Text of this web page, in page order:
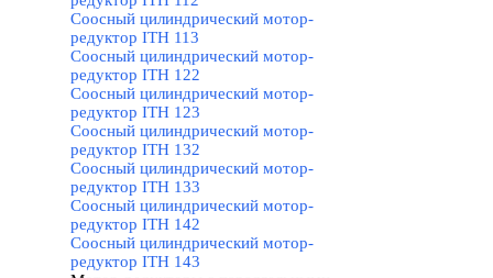
Соосный цилиндрический мотор-
редуктор ITH 113
Соосный цилиндрический мотор-
редуктор ITH 122
Соосный цилиндрический мотор-
редуктор ITH 123
Соосный цилиндрический мотор-
редуктор ITH 132
Соосный цилиндрический мотор-
редуктор ITH 133
Соосный цилиндрический мотор-
редуктор ITH 142
Соосный цилиндрический мотор-
редуктор ITH 143